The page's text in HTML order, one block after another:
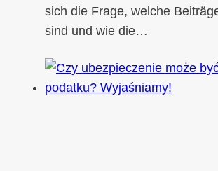
sich die Frage, welche
sind und wie die…